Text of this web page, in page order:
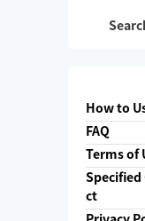
How to
FAQ
Terms of
Specified
ct